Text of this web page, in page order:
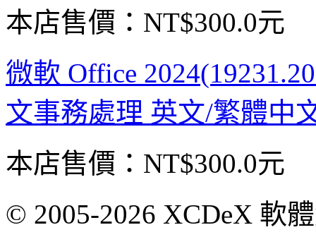
本店售價： NT$300.0元
微軟 Office
文事務處理 英文/繁體中
本店售價： NT$300.0元
© 2005-2026 XCDeX 軟